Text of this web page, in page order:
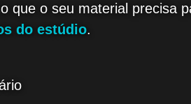
que o seu material precisa
do estúdio.